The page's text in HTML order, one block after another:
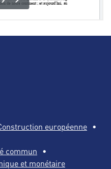
européenne
commun
et monétaire